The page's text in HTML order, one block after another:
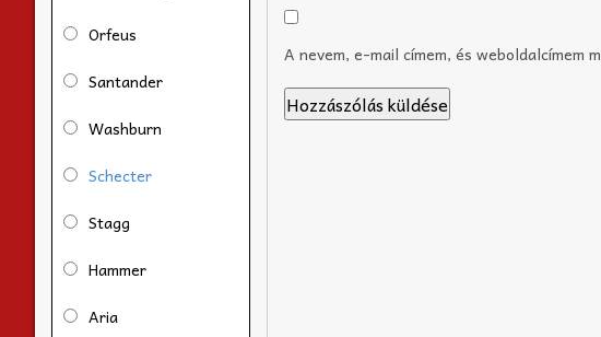
A nevem, e-mail címem, és weboldalcímem
Orfeus
Santander
Washburn
Schecter
Stagg
Hammer
Aria